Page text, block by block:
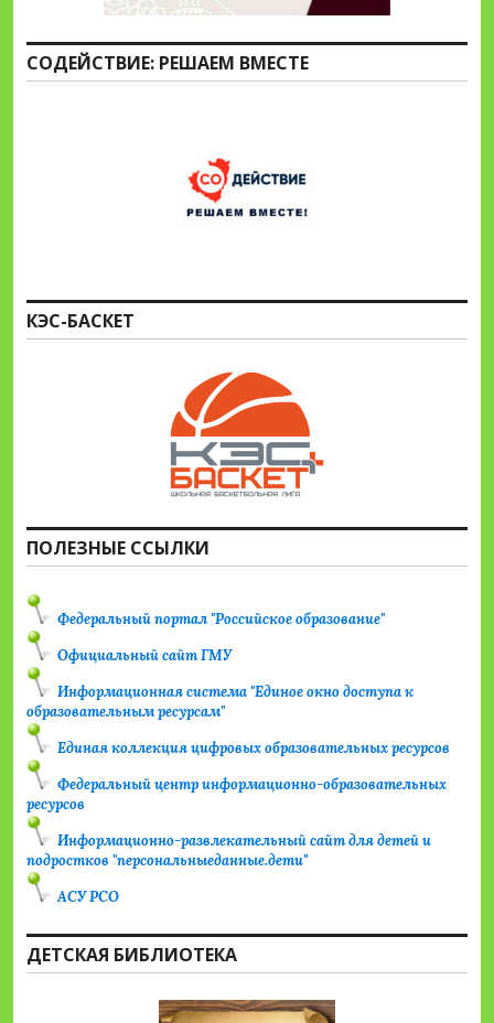
СОДЕЙСТВИЕ: РЕШАЕМ ВМЕСТЕ
КЭС-БАСКЕТ
ПОЛЕЗНЫЕ ССЫЛКИ
Федеральный портал "Российское образование"
Официальный сайт ГМУ
Информационная система "Единое окно доступа к
образовательным ресурсам"
Единая коллекция цифровых образовательных ресурсов
Федеральный центр информационно-образовательных
ресурсов
Информационно-развлекательный сайт для детей и
подростков "персональныеданные.дети"
АСУ РСО
ДЕТСКАЯ БИБЛИОТЕКА